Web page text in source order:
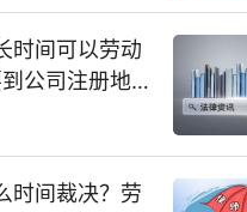
时间可以劳动
公司注册地
时间裁决？劳